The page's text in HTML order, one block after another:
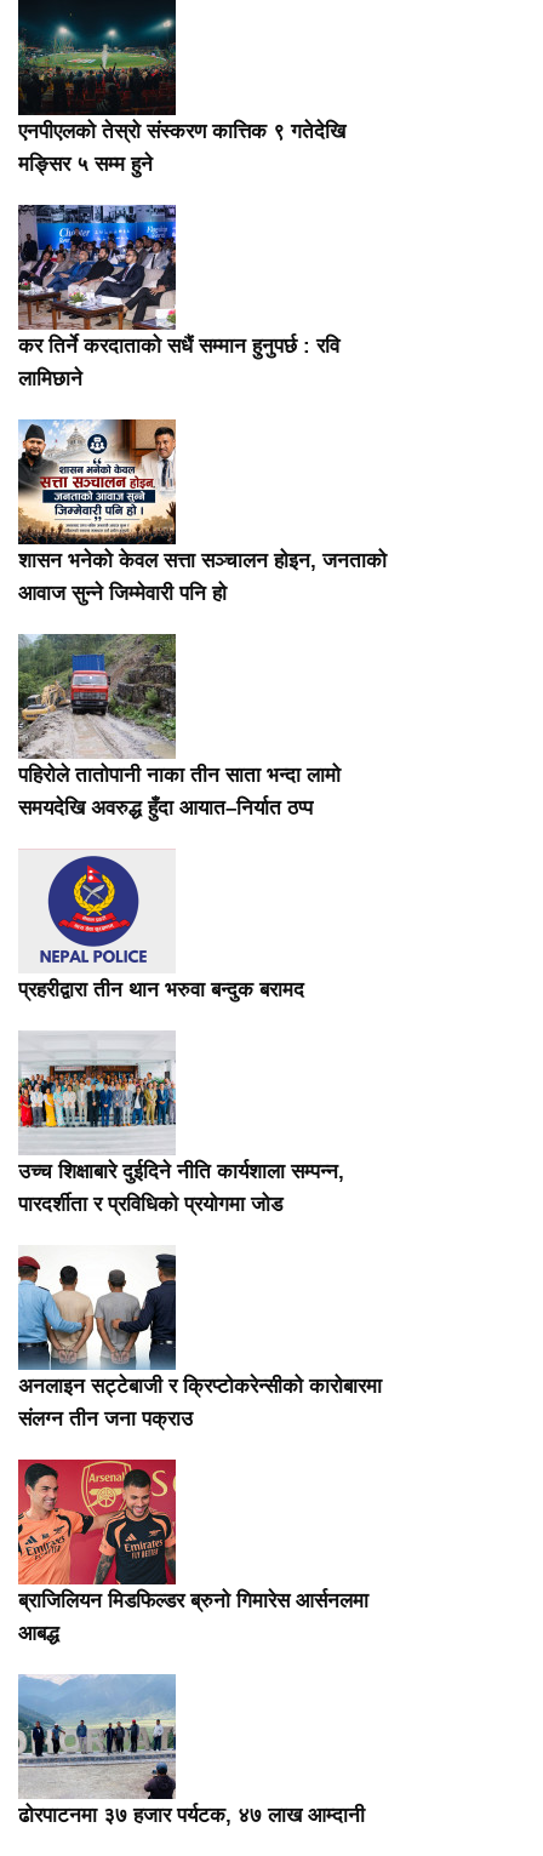
एनपीएलको तेस्रो संस्करण कात्तिक ९ गतेदेखि
मङ्सिर ५ सम्म हुने
कर तिर्ने करदाताको सधैं सम्मान हुनुपर्छ : रवि
लामिछाने
शासन भनेको केवल सत्ता सञ्चालन होइन, जनताको
आवाज सुन्ने जिम्मेवारी पनि हो
पहिरोले तातोपानी नाका तीन साता भन्दा लामो
समयदेखि अवरुद्ध हुँदा आयात–निर्यात ठप्प
प्रहरीद्वारा तीन थान भरुवा बन्दुक बरामद
उच्च शिक्षाबारे दुईदिने नीति कार्यशाला सम्पन्न,
पारदर्शीता र प्रविधिको प्रयोगमा जोड
अनलाइन सट्टेबाजी र क्रिप्टोकरेन्सीको कारोबारमा
संलग्न तीन जना पक्राउ
ब्राजिलियन मिडफिल्डर ब्रुनो गिमारेस आर्सनलमा
आबद्ध
ढोरपाटनमा ३७ हजार पर्यटक, ४७ लाख आम्दानी